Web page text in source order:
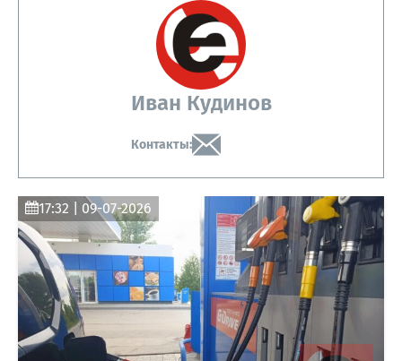
Иван Кудинов
Контакты:
17:32 | 09-07-2026